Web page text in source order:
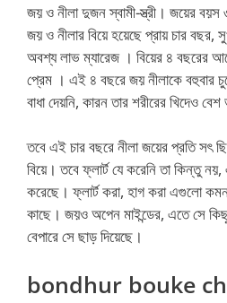
জয় ও নীলা দুজন স্বামী-স্ত্রী। জয়ের
জয় ও নীলার বিয়ে হয়েছে প্রায় চার বছর,
অবশ্য লাভ ম্যারেজ । বিয়ের ৪ বছরের
প্রেম । এই ৪ বছরে জয় নীলাকে বহুবার
বাধা দেয়নি, কারন তার শরীরের খিদেও
তবে এই চার বছরে নীলা জয়ের প্রতি সৎ
বিয়ে। তবে ফ্লার্ট যে করেনি তা কিন্তু
করেছে। ফ্লার্ট করা, হাগ করা এগুলো কমন
কাছে। জয়ও অপেন মাইন্ডের, এতে সে
বেপারে সে ছাড় দিয়েছে।
bondhur bouke